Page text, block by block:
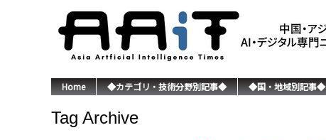
Home ◆カテゴリ・技術分野別記事◆ ◆国・地域別記事◆
Tag Archive